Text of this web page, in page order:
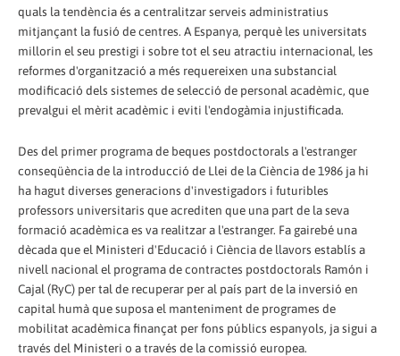
quals la tendència és a centralitzar serveis administratius
mitjançant la fusió de centres. A Espanya, perquè les universitats
millorin el seu prestigi i sobre tot el seu atractiu internacional, les
reformes d'organització a més requereixen una substancial
modificació dels sistemes de selecció de personal acadèmic, que
prevalgui el mèrit acadèmic i eviti l'endogàmia injustificada.
Des del primer programa de beques postdoctorals a l'estranger
conseqüència de la introducció de Llei de la Ciència de 1986 ja hi
ha hagut diverses generacions d'investigadors i futuribles
professors universitaris que acrediten que una part de la seva
formació acadèmica es va realitzar a l'estranger. Fa gairebé una
dècada que el Ministeri d'Educació i Ciència de llavors establís a
nivell nacional el programa de contractes postdoctorals Ramón i
Cajal (RyC) per tal de recuperar per al país part de la inversió en
capital humà que suposa el manteniment de programes de
mobilitat acadèmica finançat per fons públics espanyols, ja sigui a
través del Ministeri o a través de la comissió europea.